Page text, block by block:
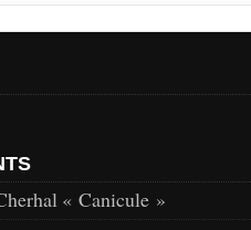
« Canicule »